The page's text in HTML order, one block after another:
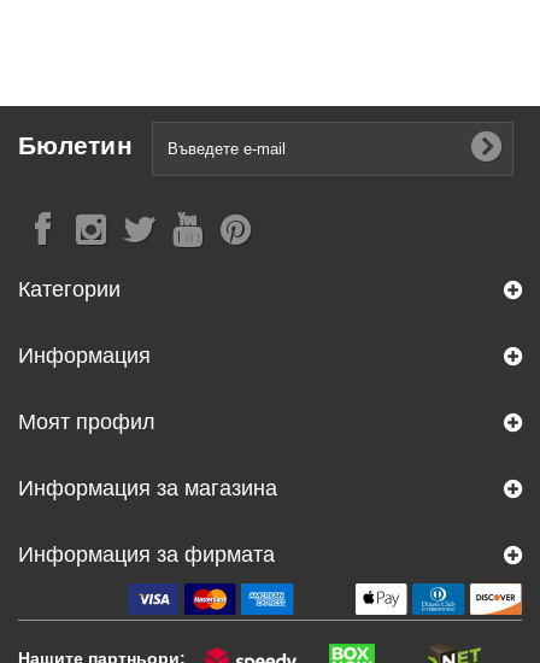
Бюлетин
Категории
Информация
Моят профил
Информация за магазина
Информация за фирмата
Нашите партньори: